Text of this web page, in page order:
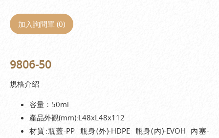
加入詢問單 (0)
9806-50
規格介紹
容量：50ml
產品外觀(mm):L48xL48x112
材質:瓶蓋-PP 瓶身(外)-HDPE 瓶身(內)-EVOH 內塞-